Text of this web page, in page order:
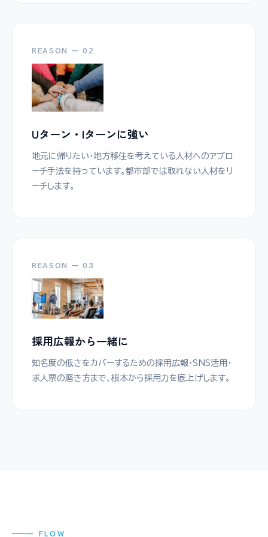
REASON — 02
Uターン・Iターンに強い
地元に帰りたい・地方移住を考えている人材へのアプロ
ーチ手法を持っています。都市部では取れない人材をリ
ーチします。
REASON — 03
採用広報から一緒に
知名度の低さをカバーするための採用広報・SNS活用・
求人票の磨き方まで、根本から採用力を底上げします。
— FLOW